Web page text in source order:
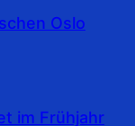
Oslo
im Frühjahr